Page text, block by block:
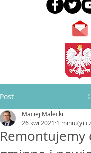
Post
Remontujemy
Maciej Małecki
26 kwi 2021 1 minut(y)